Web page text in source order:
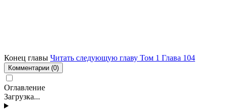
Конец главы Читать следующую главу Том 1 Глава 104
Комментарии (0)
Оглавление
Загрузка...